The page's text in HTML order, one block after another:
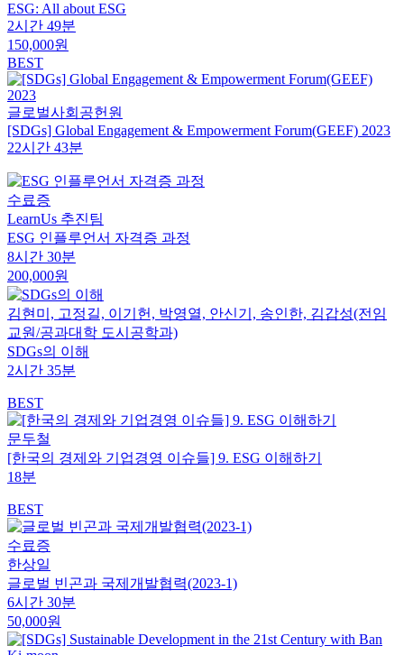
ESG: All about ESG
2시간 49분
150,000원
BEST
글로벌사회공헌원
[SDGs] Global Engagement & Empowerment Forum(GEEF) 2023
22시간 43분
수료증
LearnUs 추진팀
ESG 인플루언서 자격증 과정
8시간 30분
200,000원
김현미, 고정길, 이기헌, 박영열, 안신기, 송인한, ­김갑성(전임
교원/공과대학 도시공학과)
SDGs의 이해
2시간 35분
BEST
문두철
[한국의 경제와 기업경영 이슈들] 9. ESG 이해하기
18분
BEST
수료증
한상일
글로벌 빈곤과 국제개발협력(2023-1)
6시간 30분
50,000원